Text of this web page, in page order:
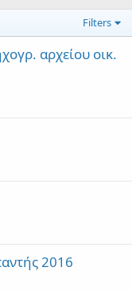
Filters
αρχείου οικ.
2016